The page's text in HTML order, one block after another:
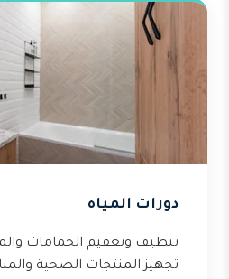
دورات المياه
تنظيف وتعقيم الحمامات
تجهيز المنتجات الصحية